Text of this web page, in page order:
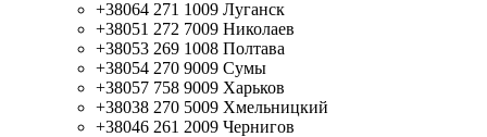
+38064 271 1009 Луганск
+38051 272 7009 Николаев
+38053 269 1008 Полтава
+38054 270 9009 Сумы
+38057 758 9009 Харьков
+38038 270 5009 Хмельницкий
+38046 261 2009 Чернигов